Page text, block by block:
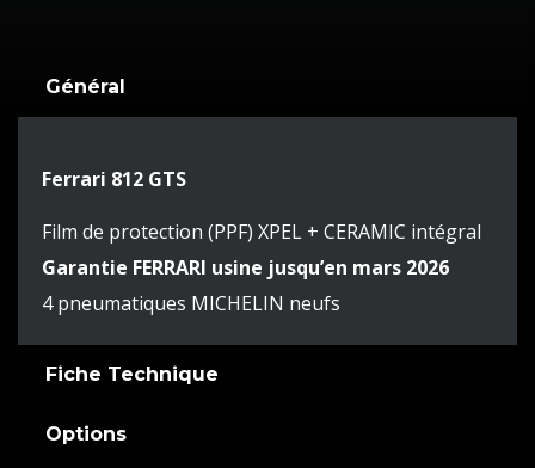
Général
Ferrari 812 GTS
Film de protection (PPF) XPEL + CERAMIC intégral
Garantie FERRARI usine jusqu’en mars 2026
4 pneumatiques MICHELIN neufs
Fiche Technique
Options